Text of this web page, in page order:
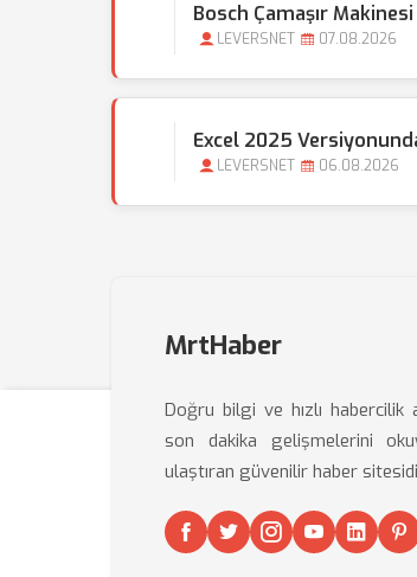
Bosch Çamaşır Makinesi
LEVERSNET 07.08.2026
Excel 2025
LEVERSNET 06.08.2026
MrtHaber
Doğru bilgi ve hızlı habercilik
son dakika gelişmelerini
ulaştıran güvenilir haber